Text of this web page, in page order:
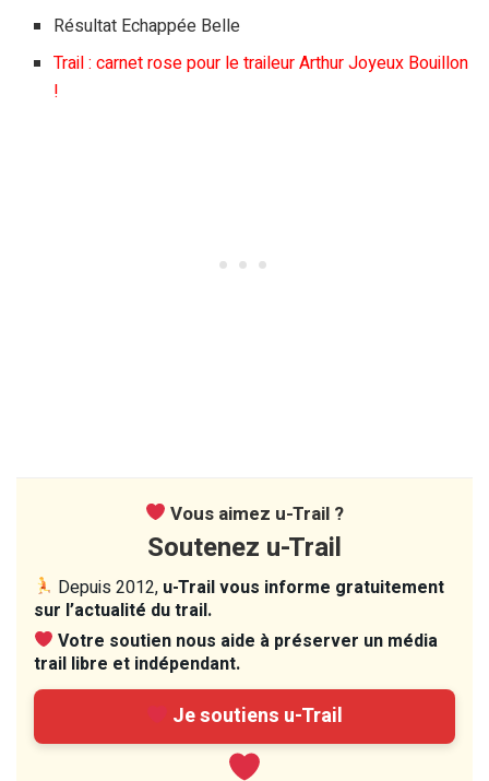
Résultat Echappée Belle
Trail : carnet rose pour le traileur Arthur Joyeux Bouillon
!
Vous aimez u-Trail ?
Soutenez u-Trail
Depuis 2012, u-Trail vous informe gratuitement
sur l’actualité du trail.
Votre soutien nous aide à préserver un média
trail libre et indépendant.
Je soutiens u-Trail